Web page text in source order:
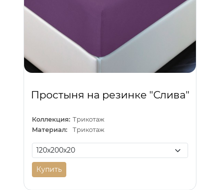
Простыня на резинке "Слива"
Коллекция: Трикотаж
Материал:
Трикотаж
Купить